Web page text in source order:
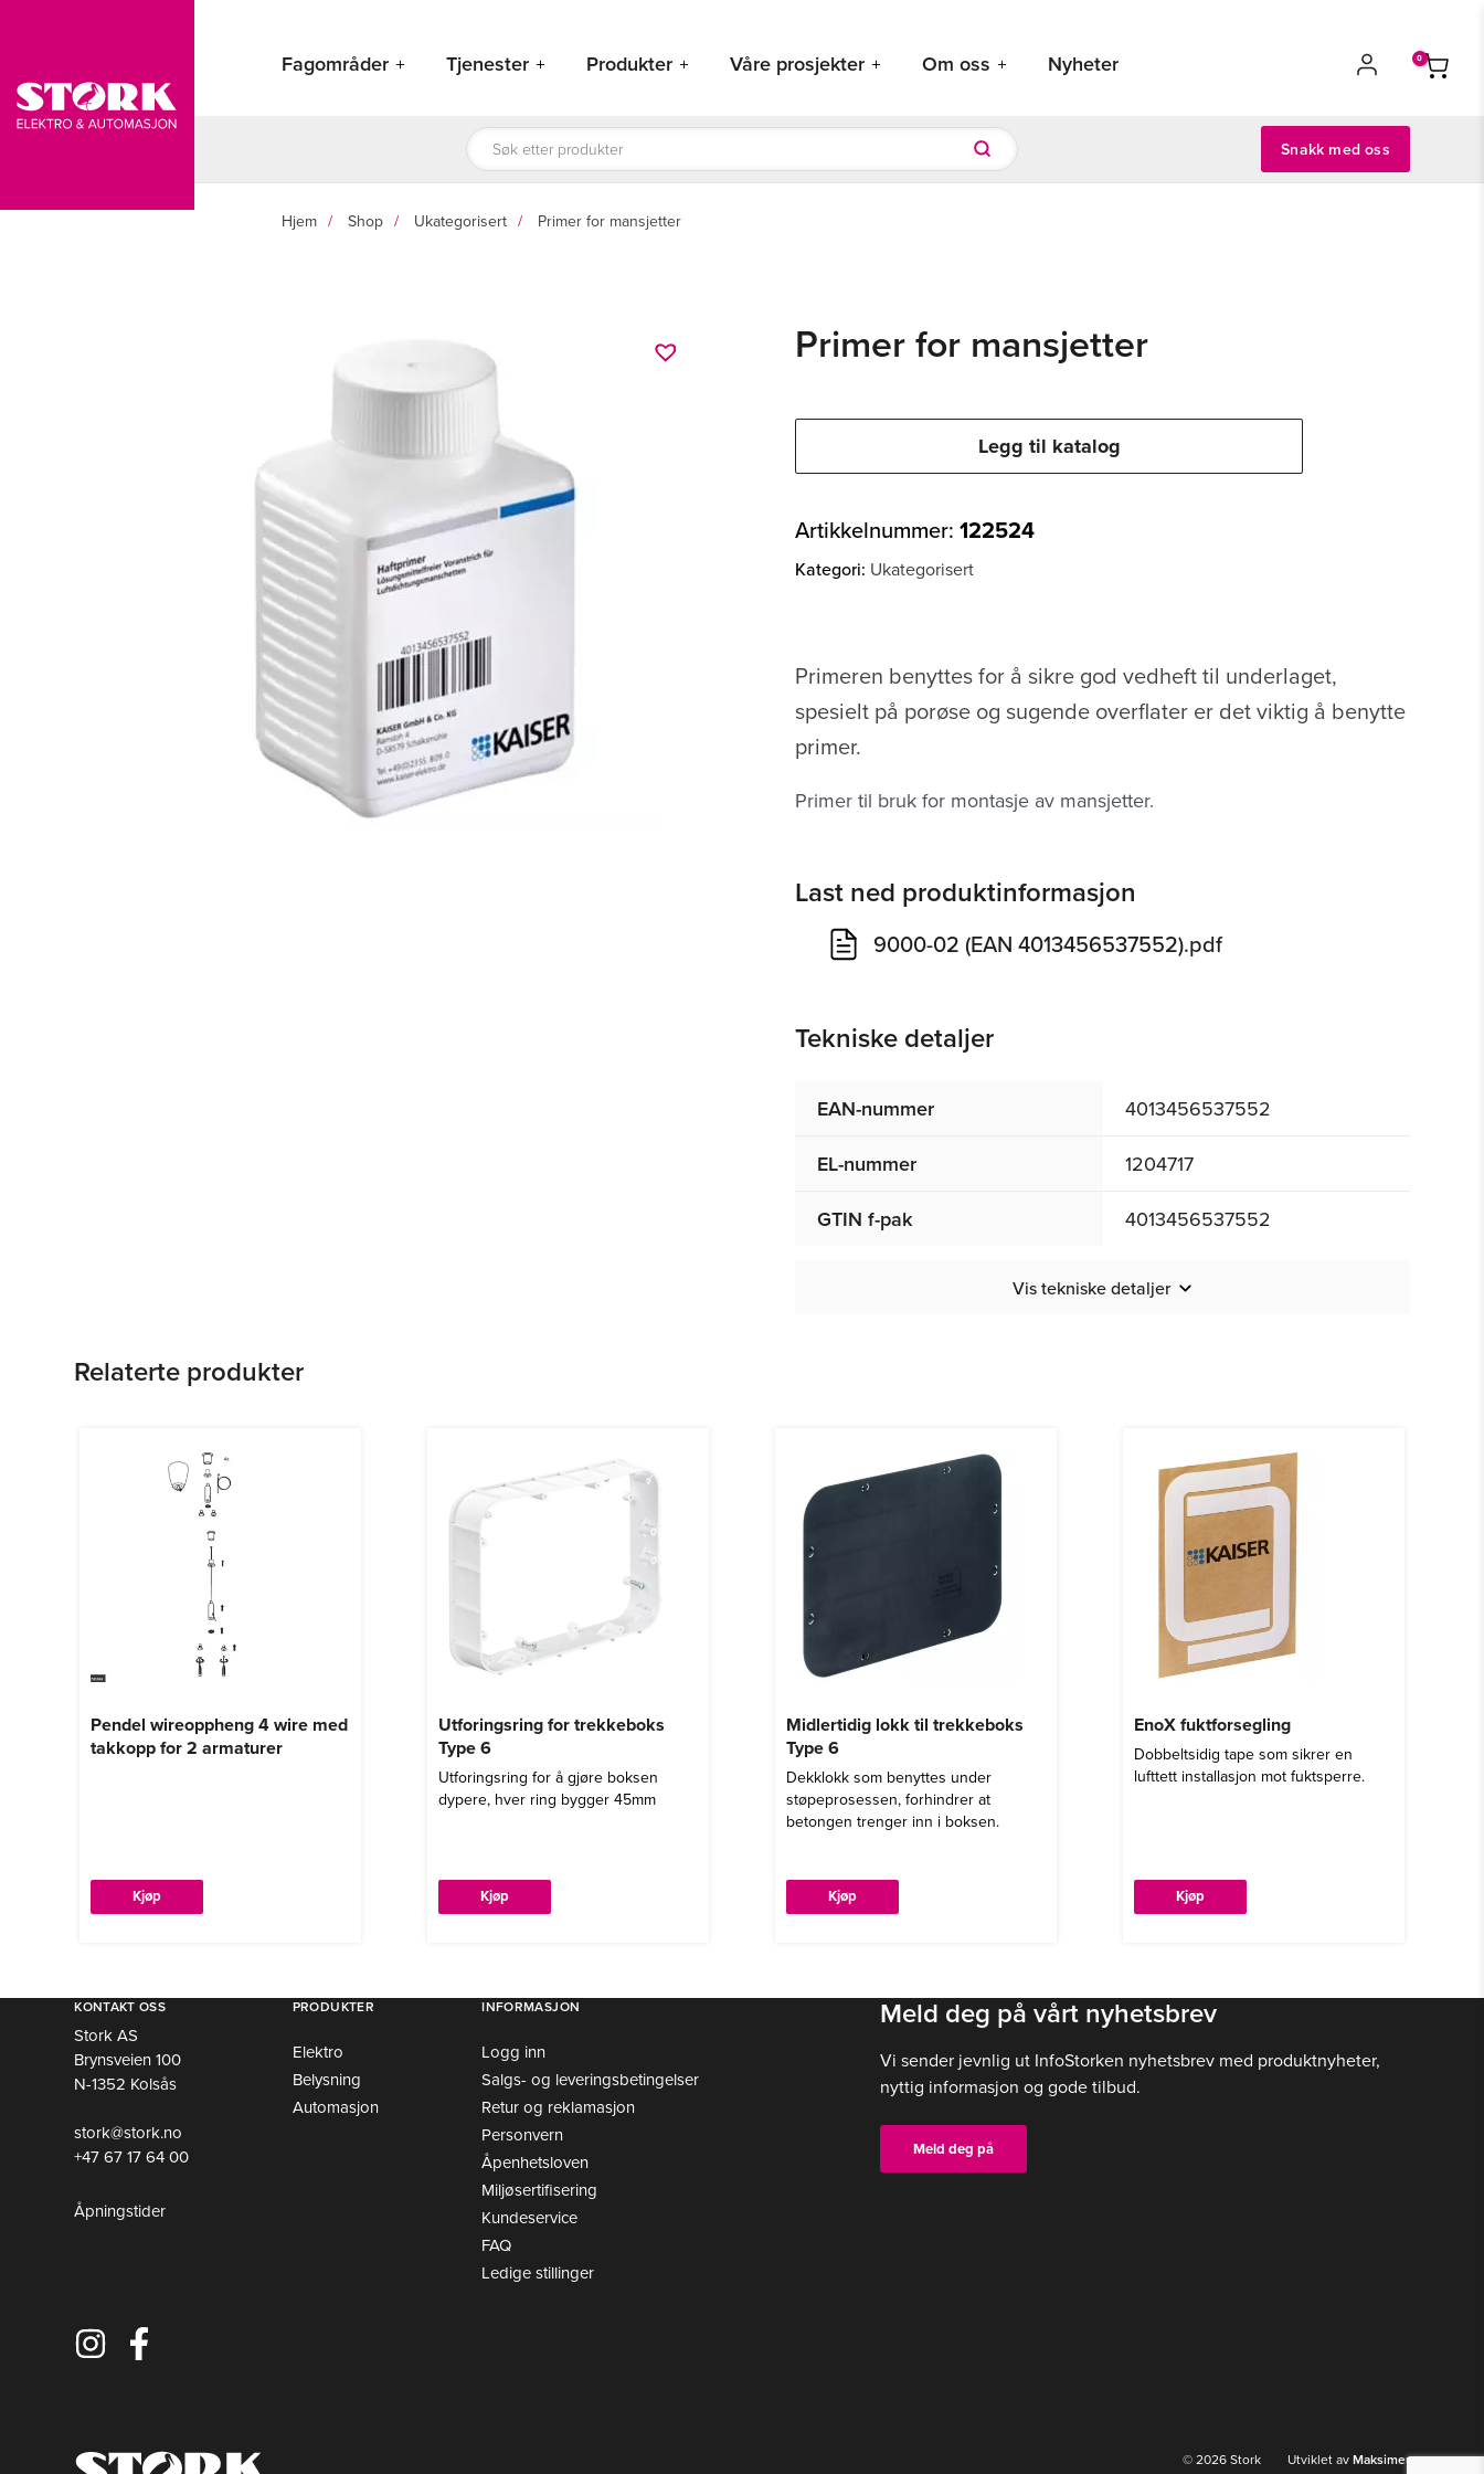
innholdet
Fagområder Tjenester Produkter Våre prosjekter Om oss Nyheter
Products
search Snakk med oss
Hjem Shop Ukategorisert Primer for mansjetter
Primer for mansjetter
Legg til katalog
Artikkelnummer:122524
Kategori: Ukategorisert
Primeren benyttes for å sikre god vedheft til underlaget,
spesielt på porøse og sugende overflater er det viktig å benytte
primer.
Primer til bruk for montasje av mansjetter.
Last ned produktinformasjon
9000-02 (EAN 4013456537552).pdf
Tekniske detaljer
EAN-nummer
4013456537552
EL-nummer
1204717
GTIN f-pak
4013456537552
Vis tekniske detaljer
Relaterte produkter
Pendel wireoppheng 4 wire med
takkopp for 2 armaturer
Kjøp
Utforingsring for trekkeboks
Type 6
Utforingsring for å gjøre boksen
dypere, hver ring bygger 45mm
Kjøp
Midlertidig lokk til trekkeboks
Type 6
Dekklokk som benyttes under
støpeprosessen, forhindrer at
betongen trenger inn i boksen.
Kjøp
EnoX fuktforsegling
Dobbeltsidig tape som sikrer en
lufttett installasjon mot fuktsperre.
Kjøp
KONTAKT OSS
Stork AS
Brynsveien 100
N-1352 Kolsås
stork@stork.no
+47 67 17 64 00
Åpningstider
PRODUKTER
Elektro
Belysning
Automasjon
INFORMASJON
Logg inn
Salgs- og leveringsbetingelser
Retur og reklamasjon
Personvern
Åpenhetsloven
Miljøsertifisering
Kundeservice
FAQ
Ledige stillinger
Meld deg på vårt nyhetsbrev
Vi sender jevnlig ut InfoStorken nyhetsbrev med produktnyheter,
nyttig informasjon og gode tilbud.
Meld deg på
© 2026 Stork Utviklet avMaksimer